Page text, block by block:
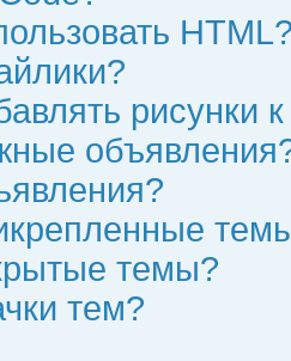
рисунки
темы?
тем?